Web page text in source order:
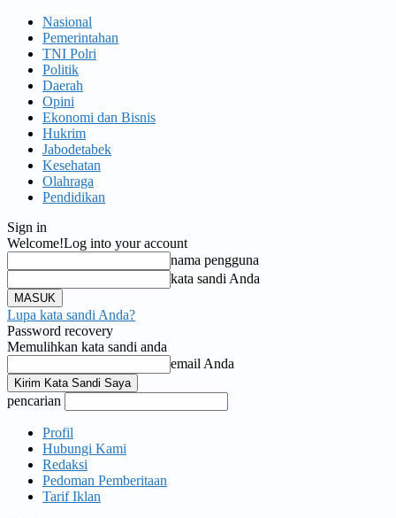
Nasional
Pemerintahan
TNI Polri
Politik
Daerah
Opini
Ekonomi dan Bisnis
Hukrim
Jabodetabek
Kesehatan
Olahraga
Pendidikan
Sign in
Welcome!Log into your account
nama pengguna
kata sandi Anda
Lupa kata sandi Anda?
Password recovery
Memulihkan kata sandi anda
email Anda
pencarian
Profil
Hubungi Kami
Redaksi
Pedoman Pemberitaan
Tarif Iklan